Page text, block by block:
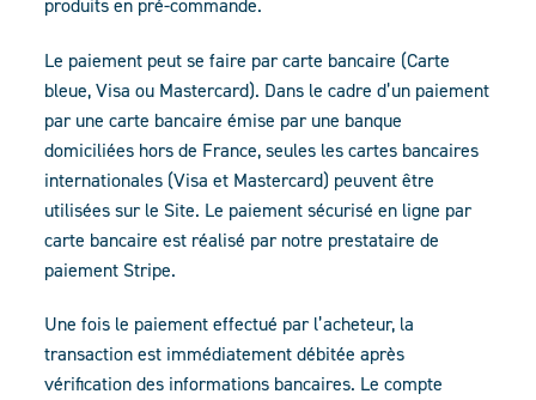
produits en pré-commande.
Le paiement peut se faire par carte bancaire (Carte
bleue, Visa ou Mastercard). Dans le cadre d’un paiement
par une carte bancaire émise par une banque
domiciliées hors de France, seules les cartes bancaires
internationales (Visa et Mastercard) peuvent être
utilisées sur le Site. Le paiement sécurisé en ligne par
carte bancaire est réalisé par notre prestataire de
paiement Stripe.
Une fois le paiement effectué par l’acheteur, la
transaction est immédiatement débitée après
vérification des informations bancaires. Le compte